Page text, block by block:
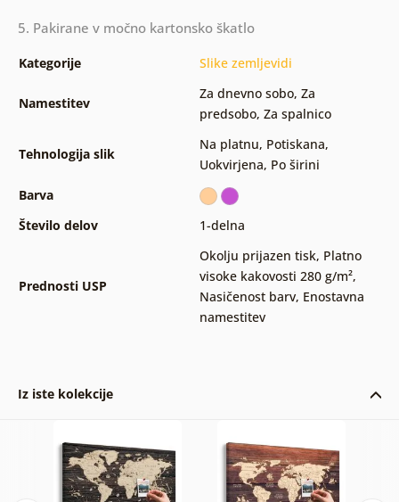
5. Pakirane v močno kartonsko škatlo
Kategorije Slike zemljevidi
Namestitev
Za dnevno sobo, Za
predsobo, Za spalnico
Tehnologija slik
Na platnu, Potiskana,
Uokvirjena, Po širini
Barva
Število delov
1-delna
Prednosti USP
Okolju prijazen tisk, Platno
visoke kakovosti 280 g/m²,
Nasičenost barv, Enostavna
namestitev
Iz iste kolekcije